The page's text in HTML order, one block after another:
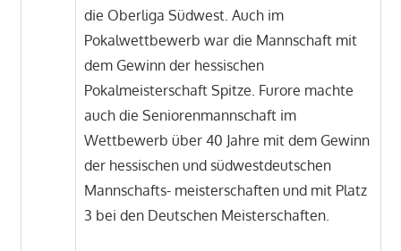
die Oberliga Südwest. Auch im
Pokalwettbewerb war die Mannschaft mit
dem Gewinn der hessischen
Pokalmeisterschaft Spitze. Furore machte
auch die Seniorenmannschaft im
Wettbewerb über 40 Jahre mit dem Gewinn
der hessischen und südwestdeutschen
Mannschafts- meisterschaften und mit Platz
3 bei den Deutschen Meisterschaften.